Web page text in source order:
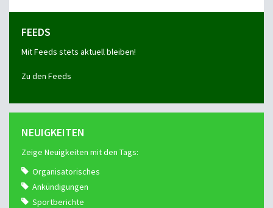
FEEDS
Mit Feeds stets aktuell bleiben!
Zu den Feeds
NEUIGKEITEN
Zeige Neuigkeiten mit den Tags:
Organisatorisches
Ankündigungen
Sportberichte